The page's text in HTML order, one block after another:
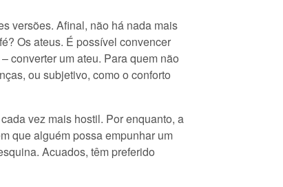
versões. Afinal, não há nada mais
Os ateus. É possível convencer
converter um ateu. Para quem não
ou subjetivo, como o conforto
vez mais hostil. Por enquanto, a
que alguém possa empunhar um
Acuados, têm preferido